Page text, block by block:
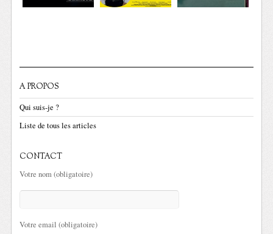
A PROPOS
Qui suis-je ?
Liste de tous les articles
CONTACT
Votre nom (obligatoire)
Votre email (obligatoire)